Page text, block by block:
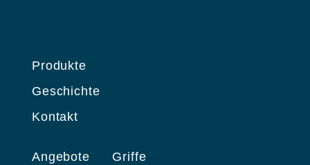
Produkte
Geschichte
Kontakt
Angebote
Griffe